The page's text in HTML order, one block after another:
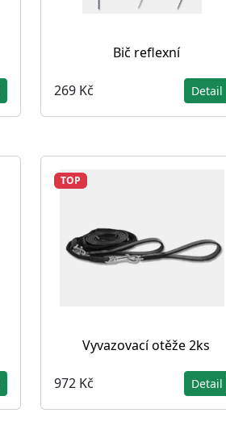
Bič reflexní
269 Kč Detail
TOP
Vyvazovací otěže 2ks
972 Kč Detail